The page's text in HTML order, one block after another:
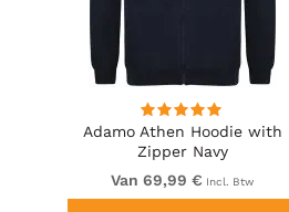
Adamo Athen Hoodie with
Zipper Navy
Van 69,99 € Incl. Btw